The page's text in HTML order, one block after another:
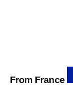
From France